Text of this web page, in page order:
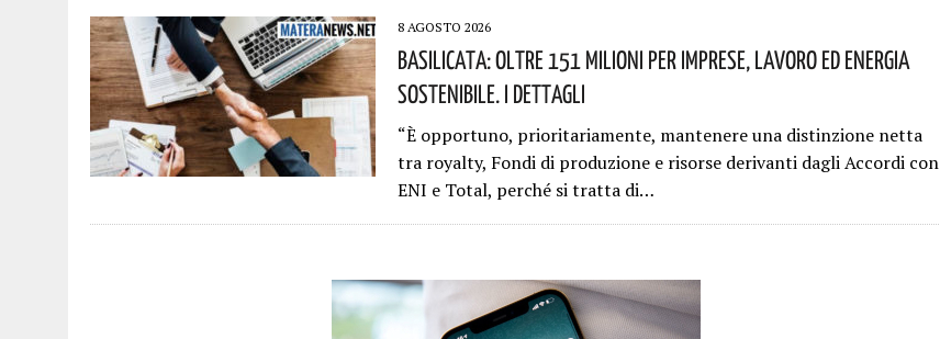
8 AGOSTO 2026
Basilicata: Oltre 151 Milioni Per Imprese, Lavoro Ed Energia
Sostenibile. I Dettagli
“È opportuno, prioritariamente, mantenere una distinzione netta
tra royalty, Fondi di produzione e risorse derivanti dagli Accordi con
ENI e Total, perché si tratta di…